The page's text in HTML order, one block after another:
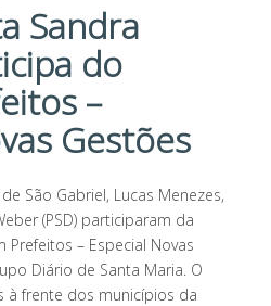
Sandra
do
–
Gestões
São Gabriel, Lucas Menezes,
(PSD) participaram da
– Especial Novas
Diário de Santa Maria. O
à frente dos municípios da